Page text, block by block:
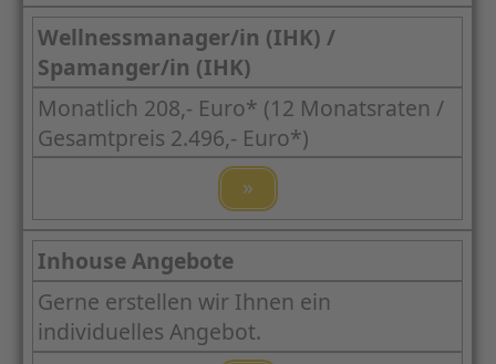
Wellnessmanager/in (IHK) /
Spamanger/in (IHK)
Monatlich 208,- Euro* (12 Monatsraten /
Gesamtpreis 2.496,- Euro*)
»
Inhouse Angebote
Gerne erstellen wir Ihnen ein
individuelles Angebot.